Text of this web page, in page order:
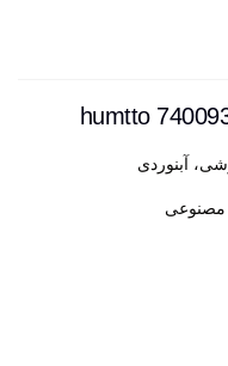
آبنوردی
مصنوعی